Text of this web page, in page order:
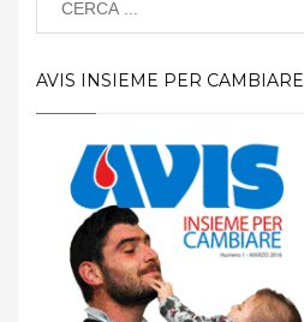
AVIS INSIEME PER CAMBIARE